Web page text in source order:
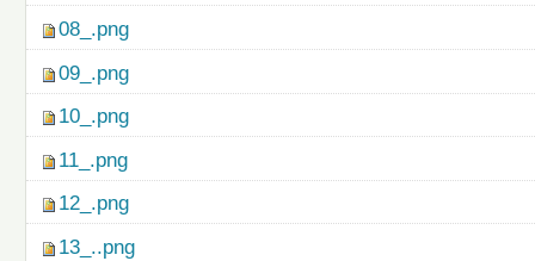
08_.png
09_.png
10_.png
11_.png
12_.png
13_..png